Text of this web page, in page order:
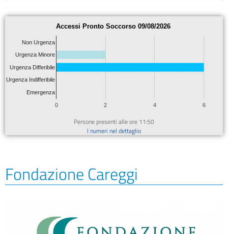
Accessi Pronto Soccorso 09/08/2026
0 2 4 6
Non Urgenza
Urgenza Minore
Urgenza Differibile
Urgenza Indifferibile
Emergenza
Persone presenti alle ore 11:50
I numeri nel dettaglio
Fondazione Careggi​